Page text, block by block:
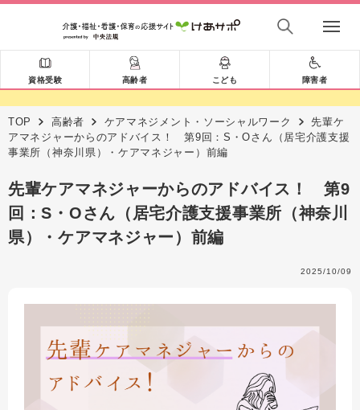
資格受験 高齢者 こども 障害者
TOP 高齢者 ケアマネジメント・ソーシャルワーク
先輩ケ
アマネジャーからのアドバイス！ 第9回：S・Oさん（居宅介護支援
事業所（神奈川県）・ケアマネジャー）前編
先輩ケアマネジャーからのアドバイス！ 第9
回：S・Oさん（居宅介護支援事業所（神奈川
県）・ケアマネジャー）前編
2025/10/09